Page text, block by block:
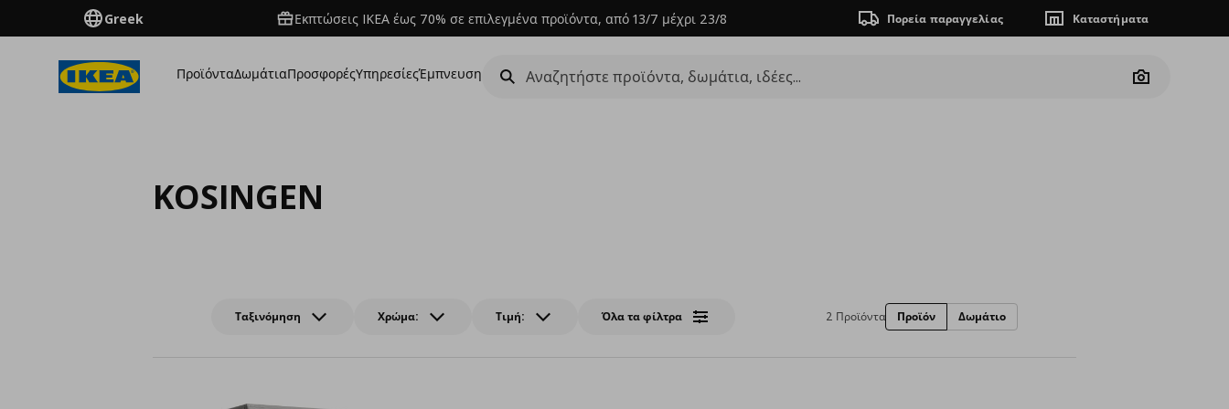
Greek Εκπτώσεις IKEA έως 70% σε επιλεγμένα προϊόντα, από 13/7 μέχρι 23/8 Πορεία παραγγελίας Καταστήματα
ΠροϊόνταΔωμάτιαΠροσφορέςΥπηρεσίεςΈμπνευση
Camera
KOSINGEN
Ταξινόμηση Χρώμα: Τιμή: Όλα τα φίλτρα 2 Προϊόντα Προϊόν Δωμάτιο